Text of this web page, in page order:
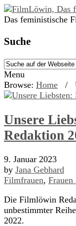
Das feministische
Suche
Menu
Browse: Home /
Unsere
Redaktion
9. Januar 2023
by Jana Gebhard
Filmfrauen,
Die Filmlöwin
unbestimmter
2022.